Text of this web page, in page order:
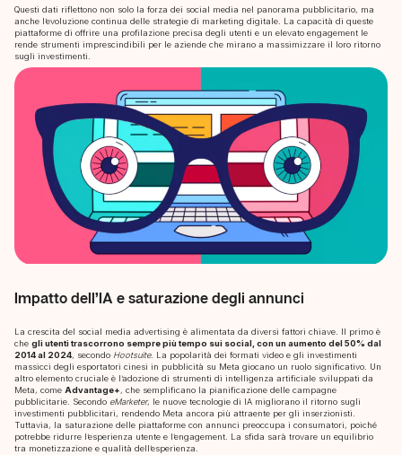
Questi dati riflettono non solo la forza dei social media nel panorama pubblicitario, ma
anche l’evoluzione continua delle strategie di marketing digitale. La capacità di queste
piattaforme di offrire una profilazione precisa degli utenti e un elevato engagement le
rende strumenti imprescindibili per le aziende che mirano a massimizzare il loro ritorno
sugli investimenti.
Impatto dell’IA e saturazione degli annunci
La crescita del social media advertising è alimentata da diversi fattori chiave. Il primo è
chegli utenti trascorrono sempre più tempo sui social, con un aumento del 50% dal
2014 al 2024, secondo Hootsuite. La popolarità dei formati video e gli investimenti
massicci degli esportatori cinesi in pubblicità su Meta giocano un ruolo significativo. Un
altro elemento cruciale è l’adozione di strumenti di intelligenza artificiale sviluppati da
Meta, come Advantage+, che semplificano la pianificazione delle campagne
pubblicitarie. Secondo eMarketer, le nuove tecnologie di IA migliorano il ritorno sugli
investimenti pubblicitari, rendendo Meta ancora più attraente per gli inserzionisti.
Tuttavia, la saturazione delle piattaforme con annunci preoccupa i consumatori, poiché
potrebbe ridurre l’esperienza utente e l’engagement. La sfida sarà trovare un equilibrio
tra monetizzazione e qualità dell’esperienza.